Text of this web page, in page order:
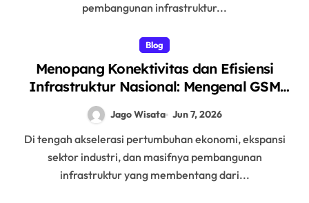
pembangunan infrastruktur...
Blog
Menopang Konektivitas dan Efisiensi
Infrastruktur Nasional: Mengenal GSM
Logistic sebagai Solusi Logistik dan Alat
Berat Terintegrasi
Jago Wisata Jun 7, 2026
Di tengah akselerasi pertumbuhan ekonomi, ekspansi
sektor industri, dan masifnya pembangunan
infrastruktur yang membentang dari...